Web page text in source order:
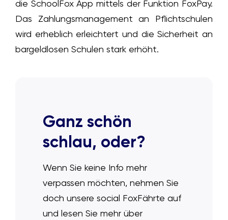
die SchoolFox App mittels der Funktion FoxPay.
Das Zahlungsmanagement an Pflichtschulen
wird erheblich erleichtert und die Sicherheit an
bargeldlosen Schulen stark erhöht.
Ganz schön
schlau, oder?
Wenn Sie keine Info mehr
verpassen möchten, nehmen Sie
doch unsere social FoxFährte auf
und lesen Sie mehr über